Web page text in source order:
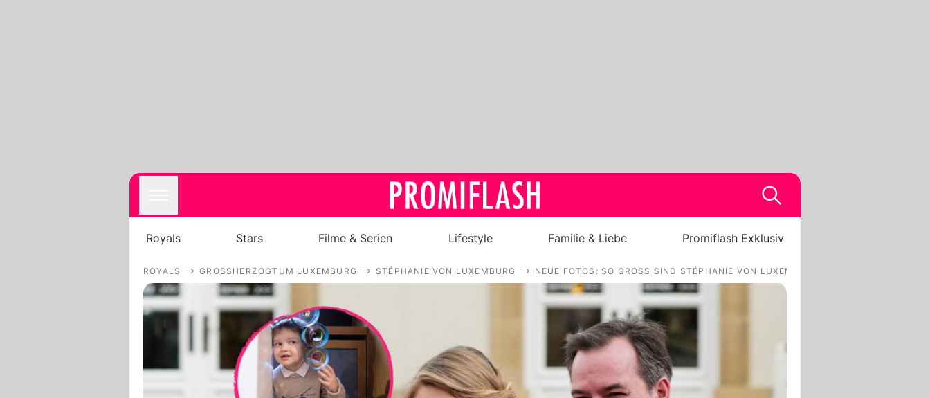
Royals
Lifestyle
Familie & Liebe
Royals Stars Filme & Serien Lifestyle Familie & Liebe Promiflash Exklusiv
ROYALS GROSSHERZOGTUM LUXEMBURG STÉPHANIE VON LUXEMBURG NEUE FOTOS: SO GROSS SIND STÉPHANIE VON LUXEMBURGS SÖHNE!